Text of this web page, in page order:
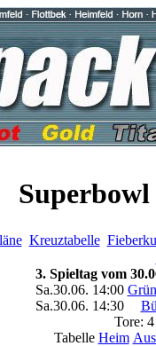
Kreuztabelle
3. Spieltag vom
Sa.30.06. 14:00
Sa.30.06. 14:30
Tore:
Tabelle Heim